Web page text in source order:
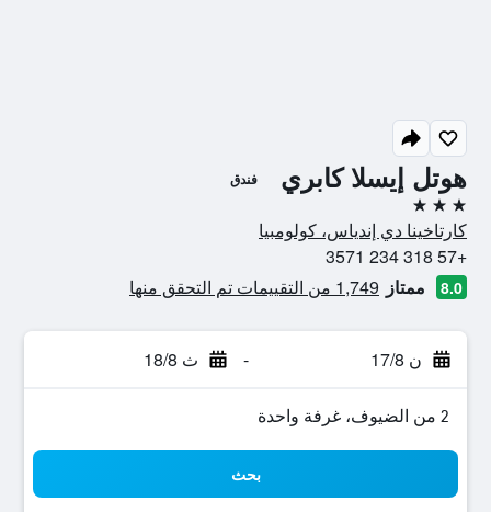
هوتل إيسلا كابري فندق
3 نجوم
كارتاخينا دي إندياس، كولومبيا
+57 318 234 3571
8.0 ممتاز 1,749 من التقييمات تم التحقق منها
ن 17/8 - ث 18/8
2 من الضيوف، غرفة واحدة
بحث